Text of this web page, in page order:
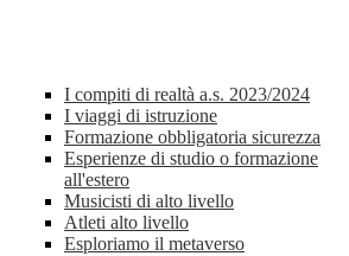
I compiti di realtà a.s. 2023/2024
I viaggi di istruzione
Formazione obbligatoria sicurezza
Esperienze di studio o formazione
all'estero
Musicisti di alto livello
Atleti alto livello
Esploriamo il metaverso